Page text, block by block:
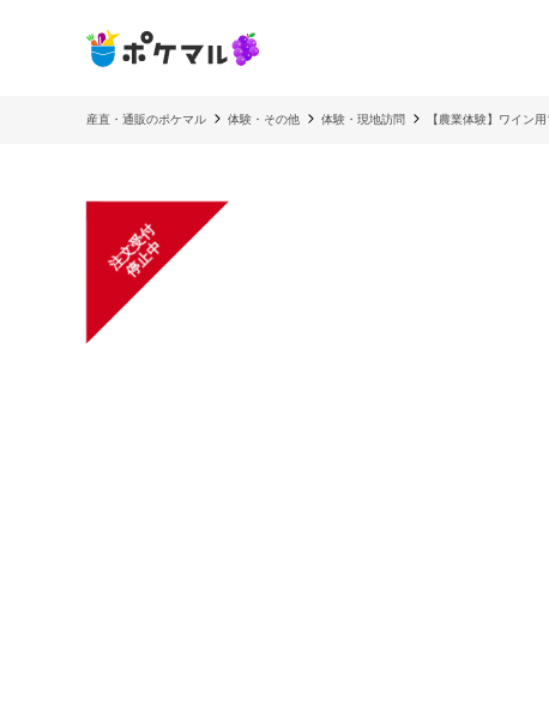
産直・通販のポケマル 体験・その他 体験・現地訪問 【農業体験】ワイン
注
文
受
付
停
止
中